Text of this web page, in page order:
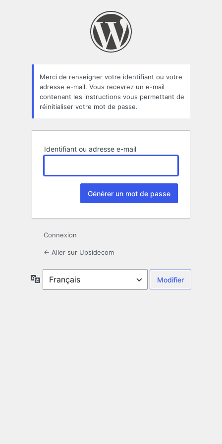
oublié
Merci de renseigner votre identifiant ou votre
adresse e-mail. Vous recevrez un e-mail
contenant les instructions vous permettant de
réinitialiser votre mot de passe.
Identifiant ou adresse e-mail
Connexion
← Aller sur Upsidecom
Langue